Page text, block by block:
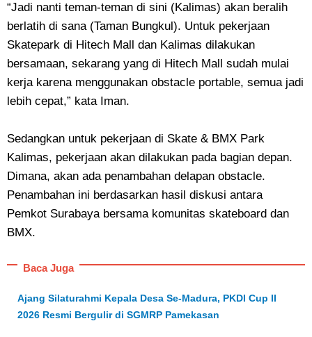
“Jadi nanti teman-teman di sini (Kalimas) akan beralih
berlatih di sana (Taman Bungkul). Untuk pekerjaan
Skatepark di Hitech Mall dan Kalimas dilakukan
bersamaan, sekarang yang di Hitech Mall sudah mulai
kerja karena menggunakan obstacle portable, semua jadi
lebih cepat,” kata Iman.
Sedangkan untuk pekerjaan di Skate & BMX Park
Kalimas, pekerjaan akan dilakukan pada bagian depan.
Dimana, akan ada penambahan delapan obstacle.
Penambahan ini berdasarkan hasil diskusi antara
Pemkot Surabaya bersama komunitas skateboard dan
BMX.
Baca Juga
Ajang Silaturahmi Kepala Desa Se-Madura, PKDI Cup II
2026 Resmi Bergulir di SGMRP Pamekasan